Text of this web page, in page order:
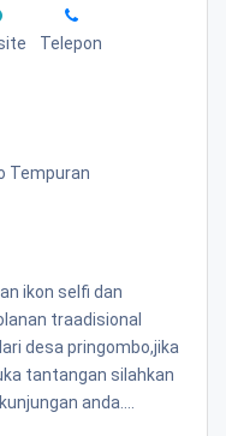
Telepon
Tempuran
ikon selfi dan
traadisional
desa pringombo,jika
tantangan silahkan
anda....